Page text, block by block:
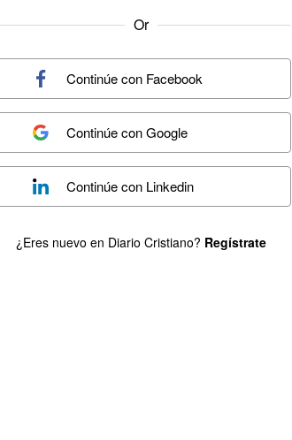
Or
Continúe con Facebook
Continúe conGoogle
Continúe con Linkedin
¿Eres nuevo en Diario Cristiano? Regístrate